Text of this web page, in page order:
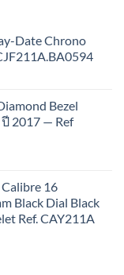
Date Chrono
Bezel
2017 — Ref
16
Black Dial Black
Ref. CAY211A